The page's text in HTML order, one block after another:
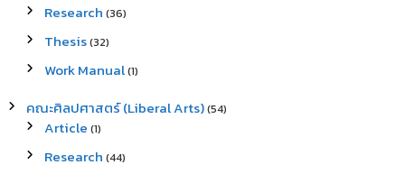
Research (36)
Thesis(32)
Work Manual(1)
คณะศิลปศาสตร์ (Liberal Arts)(54)
Article (1)
Research (44)